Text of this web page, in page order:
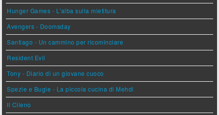
Hunger Games - L'alba sulla mietitura
Avengers - Doomsday
Santiago - Un cammino per ricominciare
Resident Evil
Tony - Diario di un giovane cuoco
Spezie e Bugie - La piccola cucina di Mehdi
Il Cileno